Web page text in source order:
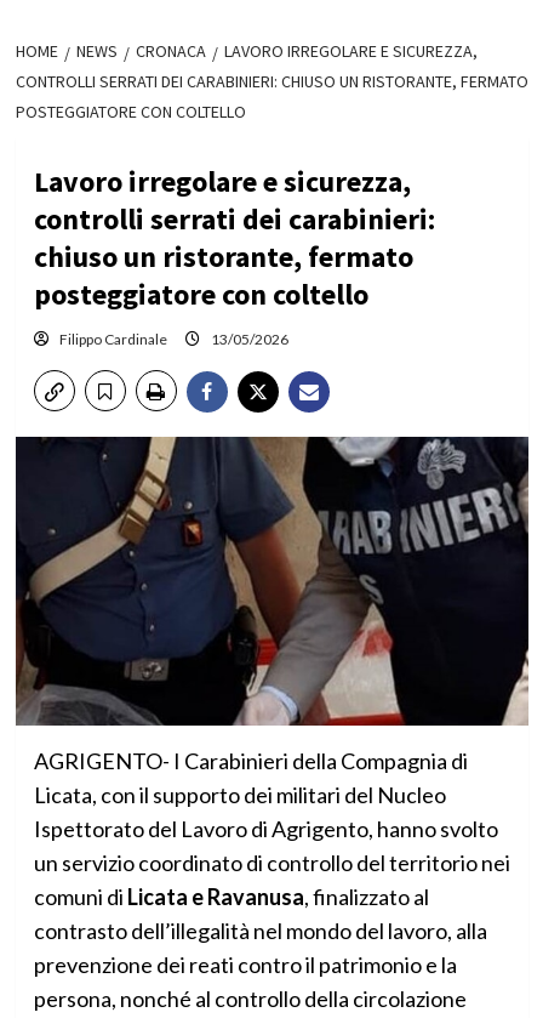
HOME NEWS CRONACA
LAVORO IRREGOLARE E SICUREZZA,
CONTROLLI SERRATI DEI CARABINIERI: CHIUSO UN RISTORANTE, FERMATO
POSTEGGIATORE CON COLTELLO
Lavoro irregolare e sicurezza,
controlli serrati dei carabinieri:
chiuso un ristorante, fermato
posteggiatore con coltello
Filippo Cardinale 13/05/2026
AGRIGENTO- I Carabinieri della Compagnia di
Licata, con il supporto dei militari del Nucleo
Ispettorato del Lavoro di Agrigento, hanno svolto
un servizio coordinato di controllo del territorio nei
comuni di Licata e Ravanusa, finalizzato al
contrasto dell’illegalità nel mondo del lavoro, alla
prevenzione dei reati contro il patrimonio e la
persona, nonché al controllo della circolazione